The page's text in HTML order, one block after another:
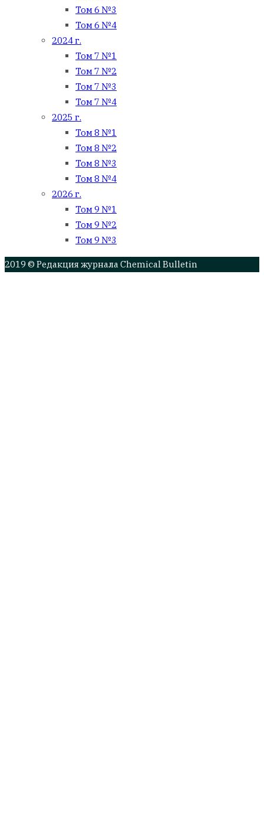
Том 6 №3
Том 6 №4
2024 г.
Том 7 №1
Том 7 №2
Том 7 №3
Том 7 №4
2025 г.
Том 8 №1
Том 8 №2
Том 8 №3
Том 8 №4
2026 г.
Том 9 №1
Том 9 №2
Том 9 №3
2019 © Редакция журнала Chemical Bulletin